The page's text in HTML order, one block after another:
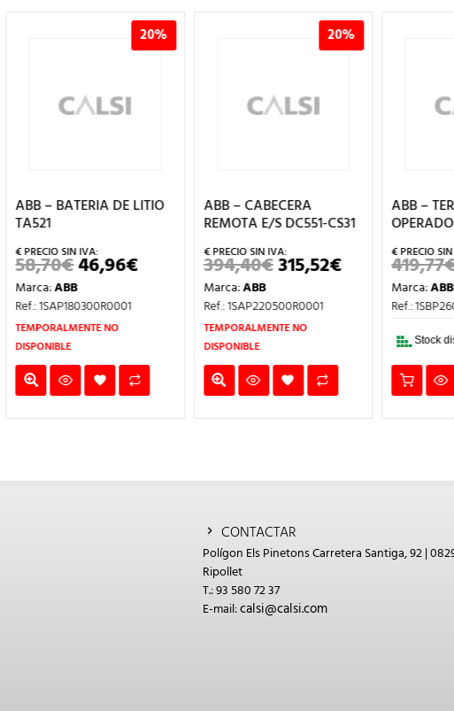
20%
ABB – BATERIA DE LITIO
TA521
58,70€EL
PRECIO
ORIGINAL
ERA:
58,70€.
46,96€EL
PRECIO
Marca:ABB
Ref.: 1SAP180300R0001
TEMPORALMENTE NO
DISPONIBLE
20%
ABB – CABECERA
REMOTA E/S DC551-CS31
394,40€EL
PRECIO
ERA:
394,40€.
315,52€EL
PRECIO
ACTUAL
Marca:ABB
Ref.: 1SAP220500R0001
TEMPORALMENTE NO
DISPONIBLE
ABB –
419,77
Marca:ABB
Ref.:
Stock
CONTACTAR
Polígon Els Pinetons Carretera Santiga, 92 |
Ripollet
T.: 93 580 72 37
E-mail:calsi@calsi.com